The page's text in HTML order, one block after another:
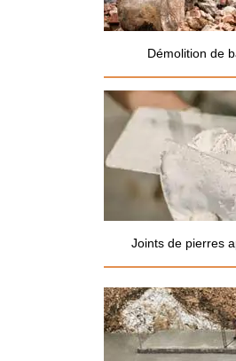
Démolition de
Joints de pierres